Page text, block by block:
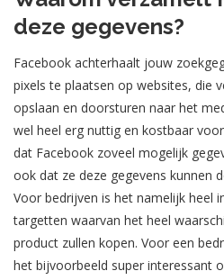
deze gegevens?
Facebook achterhaalt jouw
pixels te plaatsen op websites, die
opslaan en doorsturen naar het
wel heel erg nuttig en kostbaar
dat Facebook zoveel mogelijk
ook dat ze deze gegevens kunnen
Voor bedrijven is het namelijk heel
targetten waarvan het heel
product zullen kopen. Voor een
het bijvoorbeeld super interessant